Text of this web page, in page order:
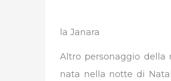
la Janara
Altro personaggio della
nata nella notte di